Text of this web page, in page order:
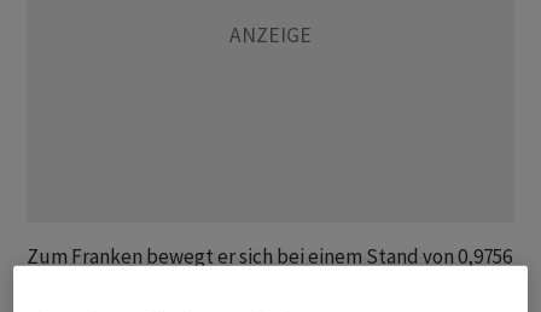
Zum Franken bewegt er sich bei einem Stand von 0,9756